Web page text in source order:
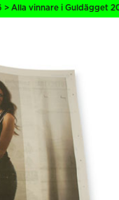
vinnare i Guldägget